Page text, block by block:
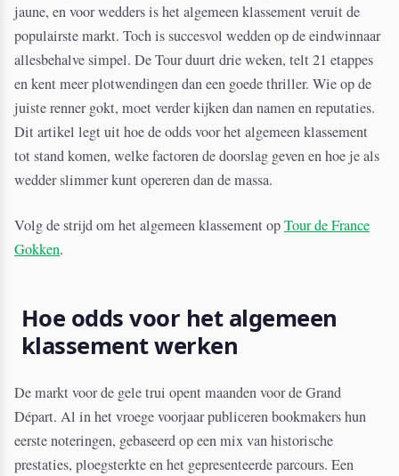
jaune, en voor wedders is het algemeen klassement veruit de
populairste markt. Toch is succesvol wedden op de eindwinnaar
allesbehalve simpel. De Tour duurt drie weken, telt 21 etappes
en kent meer plotwendingen dan een goede thriller. Wie op de
juiste renner gokt, moet verder kijken dan namen en reputaties.
Dit artikel legt uit hoe de odds voor het algemeen klassement
tot stand komen, welke factoren de doorslag geven en hoe je als
wedder slimmer kunt opereren dan de massa.
Volg de strijd om het algemeen klassement opTour de France
Gokken.
Hoe odds voor het algemeen
klassement werken
De markt voor de gele trui opent maanden voor de Grand
Départ. Al in het vroege voorjaar publiceren bookmakers hun
eerste noteringen, gebaseerd op een mix van historische
prestaties, ploegsterkte en het gepresenteerde parcours. Een